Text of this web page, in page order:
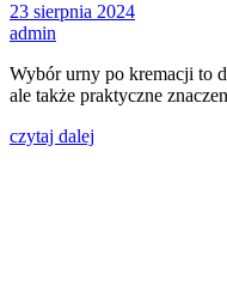
23 sierpnia 2024
admin
Wybór urny po kremacji to
ale także praktyczne
czytaj dalej